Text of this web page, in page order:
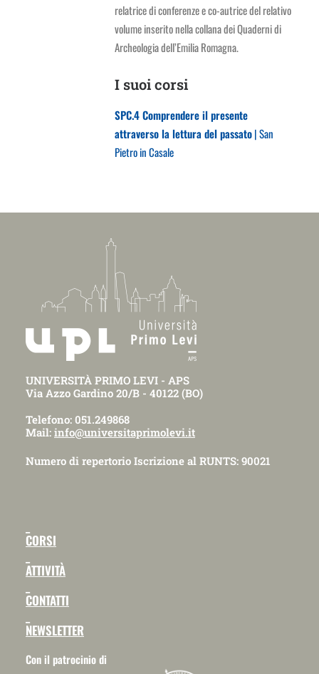
relatrice di conferenze e co-autrice del relativo
volume inserito nella collana dei Quaderni di
Archeologia dell’Emilia Romagna.
I suoi corsi
SPC.4 Comprendere il presente
attraverso la lettura del passato| San
Pietro in Casale
UNIVERSITÀ PRIMO LEVI - APS
Via Azzo Gardino 20/B - 40122 (BO)
Telefono: 051.249868
Mail: info@universitaprimolevi.it
Numero di repertorio Iscrizione al RUNTS: 90021
CORSI
ATTIVITÀ
CONTATTI
NEWSLETTER
Con il patrocinio di